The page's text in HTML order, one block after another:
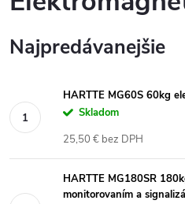
Najpredávanejšie
HARTTE MG60S 60kg
Skladom
25,50 € bez DPH
HARTTE MG180SR
monitorovaním a